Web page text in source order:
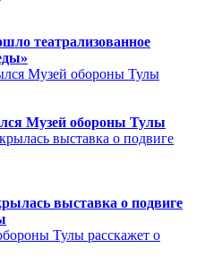
театрализованное
Музей обороны Тулы
выставка о подвиге